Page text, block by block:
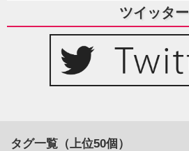
ツイッター
タグ一覧（上位50個）